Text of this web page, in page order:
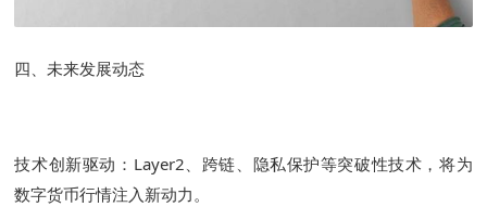
四、未来发展动态
技术创新驱动：Layer2、跨链、隐私保护等突破性技术，将为
数字货币行情注入新动力。